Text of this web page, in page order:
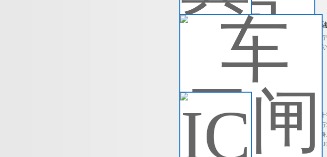
车展闸机游乐场收费系
翼闸主要针对人员通道进
于高档小区、智能大厦、
IC卡翼闸 通道闸
定制车站小区旋转门全高
质量要好，豪华全高闸人
机芯升级防撞和减震，健
能小区地铁门禁道闸工地
查看详细介绍